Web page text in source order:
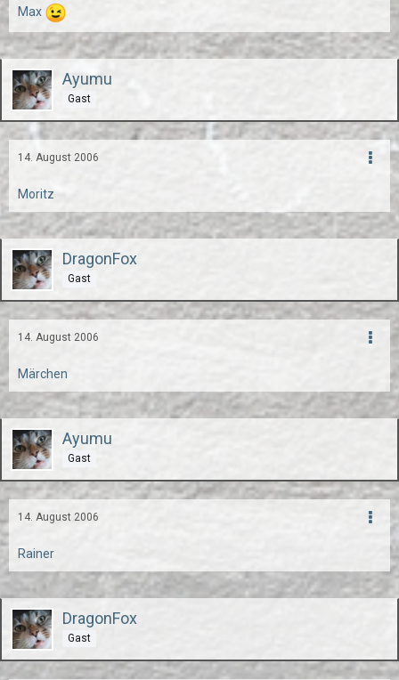
Max
Ayumu
Gast
14. August 2006
Moritz
DragonFox
Gast
14. August 2006
Märchen
Ayumu
Gast
14. August 2006
Rainer
DragonFox
Gast